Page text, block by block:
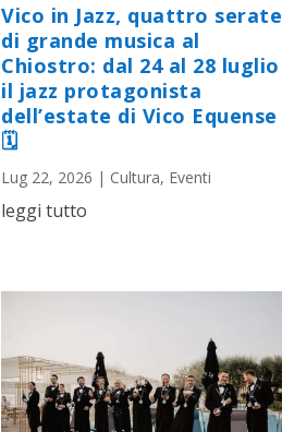
Vico in Jazz, quattro serate
di grande musica al
Chiostro: dal 24 al 28 luglio
il jazz protagonista
dell’estate di Vico Equense
🗓
Lug 22, 2026 | Cultura, Eventi
leggi tutto